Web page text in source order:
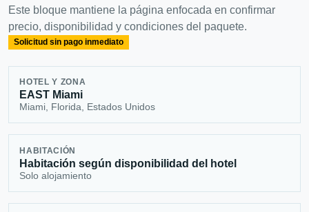
Este bloque mantiene la página enfocada en confirmar
precio, disponibilidad y condiciones del paquete.
Solicitud sin pago inmediato
HOTEL Y ZONA
EAST Miami
Miami, Florida, Estados Unidos
HABITACIÓN
Habitación según disponibilidad del hotel
Solo alojamiento